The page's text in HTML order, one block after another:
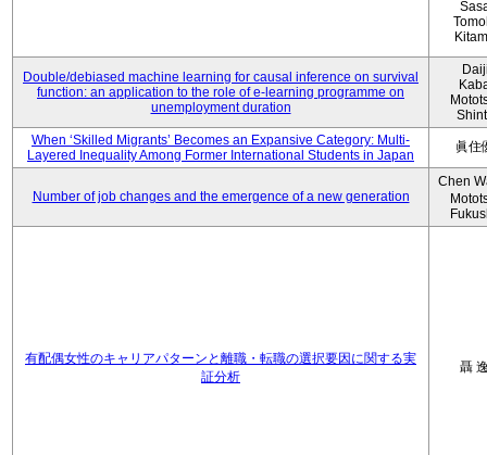
Double/debiased machine learning for causal inference on survival
function: an application to the role of e-learning programme on
unemployment duration
When ‘Skilled Migrants’ Becomes an Expansive Category: Multi-
Layered Inequality Among Former International Students in Japan
眞住
Number of job changes and the emergence of a new generation
Chen
有配偶女性のキャリアパターンと離職・転職の選択要因に関する実
証分析
聶